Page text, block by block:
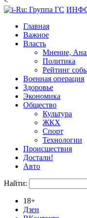
Главная
Важное
Власть
Мнение,
Политика
Рейтинг
Военная операция
Здоровье
Экономика
Общество
Культура
ЖКХ
Спорт
Технологии
Происшествия
Достали!
Авто
Найти:
18+
Дзен